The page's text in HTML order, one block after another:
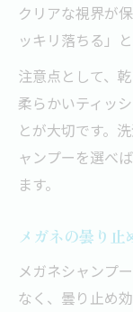
クリアな視界が
ッキリ落ちる」
注意点として、
柔らかいティッ
とが大切です。
ャンプーを選べ
ます。
メガネの曇り止
メガネシャンプ
なく、曇り止め